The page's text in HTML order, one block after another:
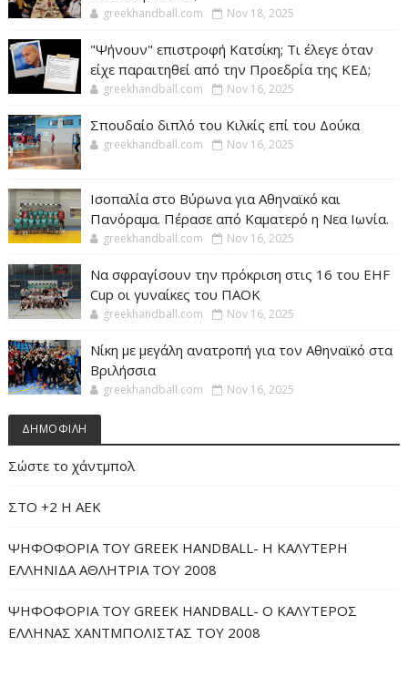
greekhandball.com Nov 18, 2025
"Ψήνουν" επιστροφή Κατσίκη; Τι έλεγε όταν
είχε παραιτηθεί από την Προεδρία της ΚΕΔ;
greekhandball.com Nov 16, 2025
Σπουδαίο διπλό του Κιλκίς επί του Δούκα
greekhandball.com Nov 16, 2025
Ισοπαλία στο Βύρωνα για Αθηναϊκό και
Πανόραμα. Πέρασε από Καματερό η Νεα Ιωνία.
greekhandball.com Nov 16, 2025
Να σφραγίσουν την πρόκριση στις 16 του EHF
Cup οι γυναίκες του ΠΑΟΚ
greekhandball.com Nov 16, 2025
Νίκη με μεγάλη ανατροπή για τον Αθηναϊκό στα
Βριλήσσια
greekhandball.com Nov 16, 2025
ΔΗΜΟΦΙΛΗ
Σώστε το χάντμπολ
ΣΤΟ +2 Η ΑΕΚ
ΨΗΦΟΦΟΡΙΑ ΤΟΥ GREEK HANDBALL- H ΚΑΛΥΤΕΡΗ
ΕΛΛΗΝΙΔΑ ΑΘΛΗΤΡΙΑ ΤΟΥ 2008
ΨΗΦΟΦΟΡΙΑ ΤΟΥ GREEK HANDBALL- O ΚΑΛΥΤΕΡΟΣ
ΕΛΛΗΝΑΣ ΧΑΝΤΜΠΟΛΙΣΤΑΣ ΤΟΥ 2008